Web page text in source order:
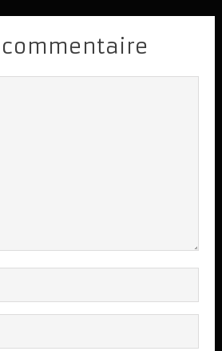
commentaire